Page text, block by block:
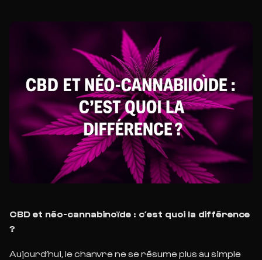
CBD et néo-cannabinoïde : c’est quoi la différence
?
Aujourd’hui, le chanvre ne se résume plus au simple